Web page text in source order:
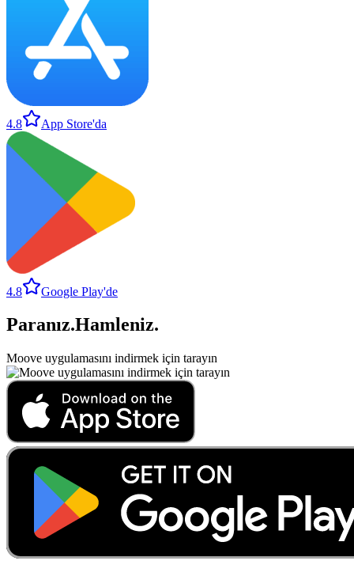
4.8 App Store'da
4.8 Google Play'de
Paranız.Hamleniz.
Moove uygulamasını indirmek için tarayın